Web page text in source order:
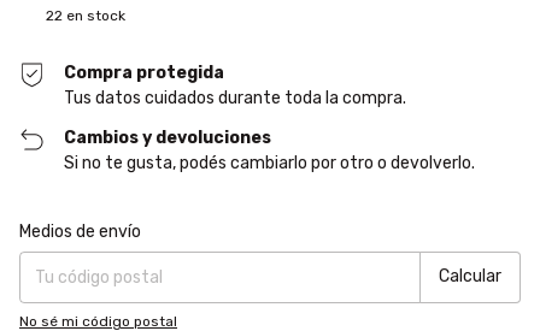
22 en stock
Compra protegida
Tus datos cuidados durante toda la compra.
Cambios y devoluciones
Si no te gusta, podés cambiarlo por otro o devolverlo.
Entregas para el CP:
Medios de envío
Calcular
No sé mi código postal